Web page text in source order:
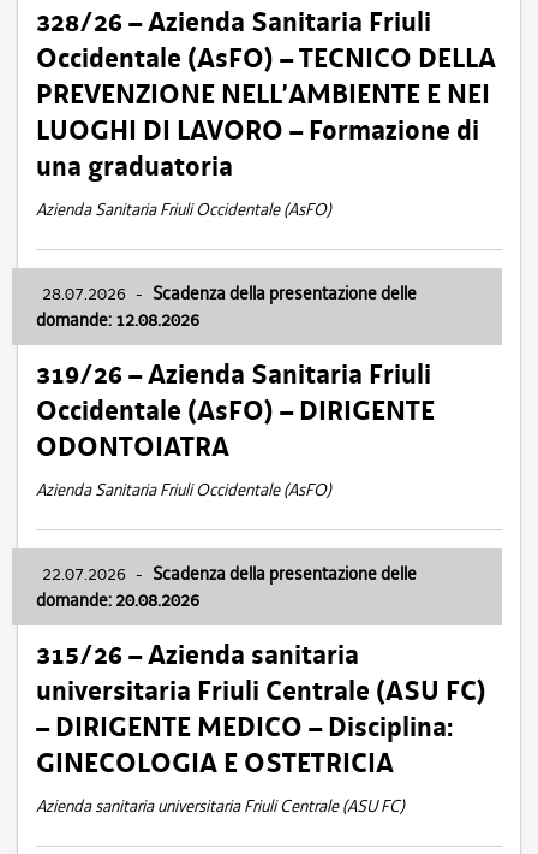
328/26 – Azienda Sanitaria Friuli
Occidentale (AsFO) – TECNICO DELLA
PREVENZIONE NELL’AMBIENTE E NEI
LUOGHI DI LAVORO – Formazione di
una graduatoria
Azienda Sanitaria Friuli Occidentale (AsFO)
28.07.2026 - Scadenza della presentazione delle
domande: 12.08.2026
319/26 – Azienda Sanitaria Friuli
Occidentale (AsFO) – DIRIGENTE
ODONTOIATRA
Azienda Sanitaria Friuli Occidentale (AsFO)
22.07.2026 - Scadenza della presentazione delle
domande: 20.08.2026
315/26 – Azienda sanitaria
universitaria Friuli Centrale (ASU FC)
– DIRIGENTE MEDICO – Disciplina:
GINECOLOGIA E OSTETRICIA
Azienda sanitaria universitaria Friuli Centrale (ASU FC)